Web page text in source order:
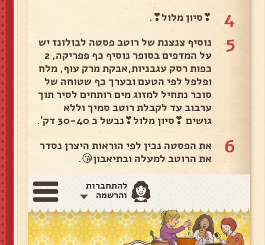
4 ❣סיון מלול❣.
5
נוסיף צנצנת של רוטב פסטה לבולונז יש
על המדפים בסופר נוסיף כף פפריקה, 2
כפות רסק עגבניות,אבקת מרק עוף, מלח
ופלפל לפי הטעם ובערך כף שטוחה של
סוכר נתחיל למזוג מים רותחים לסיר תוך
ערבוב עד לקבלת רוטב סמיך וללא
גושים ❣סיון מלול❣נבשל כ 30-40 דק'.
6
את הפסטה נכין לפי הוראות היצרן נסדר
את הרוטב למעלה ובתיאבון😘.
להתחברות
והרשמה